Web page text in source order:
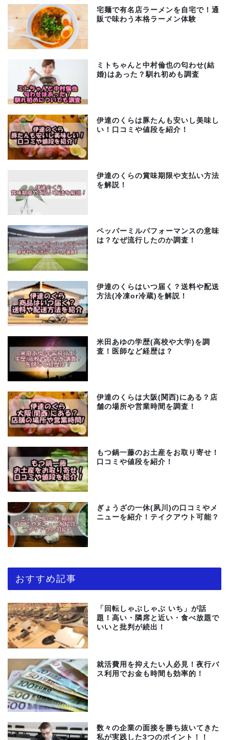
宅麺で有名店ラーメンを自宅で！通
販で味わう本格ラーメン体験
ミトちゃんと中村倫也の匂わせ(結
婚)はあった？馴れ初めも調査
伊達のくらは豚たんも安いし美味し
い！口コミや値段を紹介！
伊達のくらの賞味期限や支払い方法
を解説！
ペッパーミルパフォーマンスの意味
は？なぜ流行したのか調査！
伊達のくらはいつ届く？送料や配送
方法(冷凍or冷蔵)を解説！
米田あゆの学歴(高校や大学)を調
査！医師など経歴は？
伊達のくらは大阪(関西)にある？店
舗の場所や営業時間を調査！
もつ鍋一藤のお土産をお取り寄せ！
口コミや値段を紹介！
ぎょうざの一休(夙川)の口コミやメ
ニューを紹介！テイクアウト可能？
おすすめ記事
「回転しゃぶしゃぶ いち」が話
題！高い・隣席と近い・食べ放題で
いいと批判が続出！
就活費用を抑えたい人必見！夜行バ
ス利用でお金も時間も効率的！
数々の企業の面接を勝ち抜いてきた
私が実践した3つのポイント！！